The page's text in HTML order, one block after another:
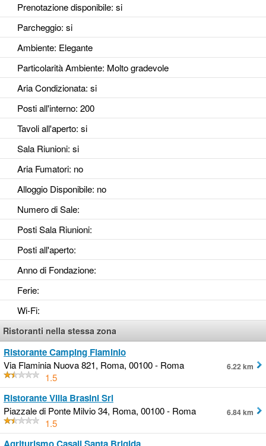
Prenotazione disponibile: si
Parcheggio: si
Ambiente: Elegante
Particolarità Ambiente: Molto gradevole
Aria Condizionata: si
Posti all'interno: 200
Tavoli all'aperto: si
Sala Riunioni: si
Aria Fumatori: no
Alloggio Disponibile: no
Numero di Sale:
Posti Sala Riunioni:
Posti all'aperto:
Anno di Fondazione:
Ferie:
Wi-Fi:
Ristoranti nella stessa zona
Ristorante Camping Flaminio
Via Flaminia Nuova 821, Roma, 00100 - Roma
1.5
6.22 km
Ristorante Villa Brasini Srl
Piazzale di Ponte Milvio 34, Roma, 00100 - Roma
1.5
6.84 km